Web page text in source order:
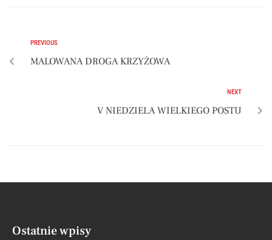
PREVIOUS
MALOWANA DROGA KRZYŻOWA
NEXT
V NIEDZIELA WIELKIEGO POSTU
Ostatnie wpisy